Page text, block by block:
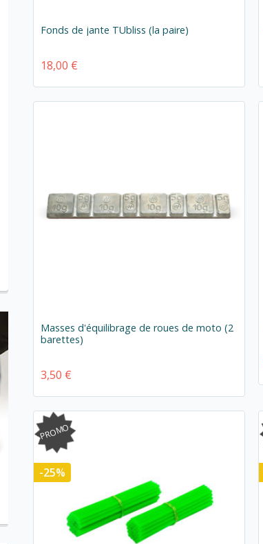
Fonds de jante TUbliss (la paire)
18,00 €
Masses d'équilibrage de roues de moto (2
barettes)
3,50 €
PROMO
-25%